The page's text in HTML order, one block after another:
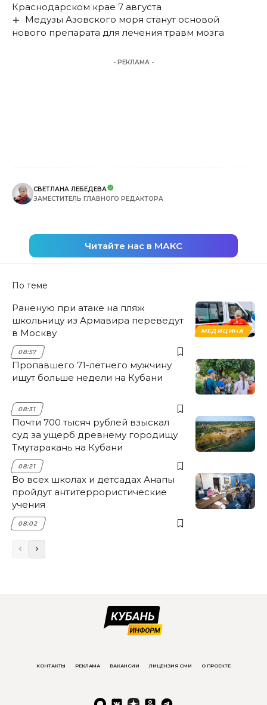
Краснодарском крае 7 августа
Медузы Азовского моря станут основой
нового препарата для лечения травм мозга
- РЕКЛАМА -
СВЕТЛАНА ЛЕБЕДЕВА
ЗАМЕСТИТЕЛЬ ГЛАВНОГО РЕДАКТОРА
Читайте нас в МАКС
По теме
МЕДИЦИНА
Раненую при атаке на пляж
школьницу из Армавира переведут
в Москву
08:57
Пропавшего 71-летнего мужчину
ищут больше недели на Кубани
08:31
Почти 700 тысяч рублей взыскал
суд за ущерб древнему городищу
Тмутаракань на Кубани
08:21
Во всех школах и детсадах Анапы
пройдут антитеррористические
учения
08:02
КОНТАКТЫ РЕКЛАМА ВАКАНСИИ ЛИЦЕНЗИЯ СМИ О ПРОЕКТЕ